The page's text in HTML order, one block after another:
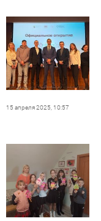
15 апреля 2025, 10:57